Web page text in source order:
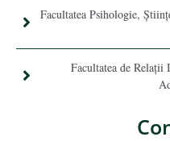
Facultatea Psihologie,
Facultatea de